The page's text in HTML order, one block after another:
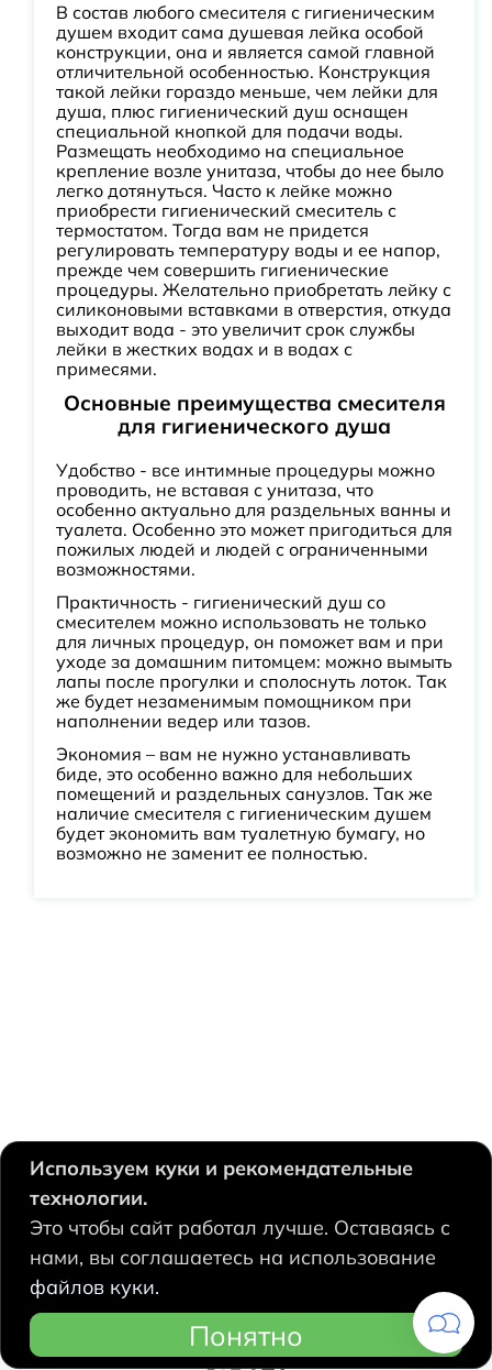
В состав любого смесителя с гигиеническим
душем входит сама душевая лейка особой
конструкции, она и является самой главной
отличительной особенностью. Конструкция
такой лейки гораздо меньше, чем лейки для
душа, плюс гигиенический душ оснащен
специальной кнопкой для подачи воды.
Размещать необходимо на специальное
крепление возле унитаза, чтобы до нее было
легко дотянуться. Часто к лейке можно
приобрести гигиенический смеситель с
термостатом. Тогда вам не придется
регулировать температуру воды и ее напор,
прежде чем совершить гигиенические
процедуры. Желательно приобретать лейку с
силиконовыми вставками в отверстия, откуда
выходит вода - это увеличит срок службы
лейки в жестких водах и в водах с
примесями.
Основные преимущества смесителя
для гигиенического душа
Удобство - все интимные процедуры можно
проводить, не вставая с унитаза, что
особенно актуально для раздельных ванны и
туалета. Особенно это может пригодиться для
пожилых людей и людей с ограниченными
возможностями.
Практичность - гигиенический душ со
смесителем можно использовать не только
для личных процедур, он поможет вам и при
уходе за домашним питомцем: можно вымыть
лапы после прогулки и сполоснуть лоток. Так
же будет незаменимым помощником при
наполнении ведер или тазов.
Экономия – вам не нужно устанавливать
биде, это особенно важно для небольших
помещений и раздельных санузлов. Так же
наличие смесителя с гигиеническим душем
будет экономить вам туалетную бумагу, но
возможно не заменит ее полностью.
630124, Новосибирск,
Есенина, 67
hidrolux@mail.ru
Используем куки и рекомендательные
технологии.
Это чтобы сайт работал лучше. Оставаясь с
нами, вы соглашаетесь на использование
файлов куки.
Понятно